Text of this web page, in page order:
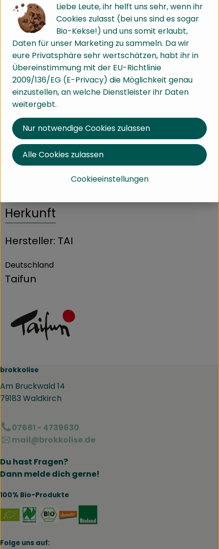
EBO 28.02.24 - 12.03.2024
Produktinformationen
Zutaten
Nährwert-Info
Produktdatenblatt
Herkunft
Hersteller: TAI
Deutschland
Taifun
brokkolise
Am Bruckwald 14
79183 Waldkirch
07681 - 4739630
mail@brokkolise.de
Du hast Fragen?
Dann melde dich gerne!
100% Bio-Produkte
Externer Link zu https://www.naturland.de/de/
Externer Link zu https://www.bmel.de/
Folge uns auf:
Liebe Leute, ihr helft uns sehr, wenn ihr
Cookies zulasst (bei uns sind es sogar
Bio-Kekse!) und uns somit erlaubt,
Daten für unser Marketing zu sammeln. Da wir
eure Privatsphäre sehr wertschätzen, habt ihr in
Übereinstimmung mit der EU-Richtlinie
2009/136/EG (E-Privacy) die Möglichkeit genau
einzustellen, an welche Dienstleister ihr Daten
weitergebt.
Cookieeinstellungen
Nur notwendige Cookies zulassen
Alle Cookies zulassen